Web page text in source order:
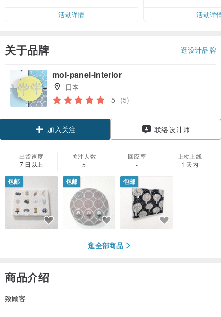
活动详情
活动详
关于品牌 逛设计品牌
moi-panel-interior
日本
5 (5)
加入关注 联络设计师
出货速度
7 日以上
关注人数
5
回应率
-
上次上线
1 天内
包邮 包邮 包邮
逛全部商品
商品介绍
致顾客